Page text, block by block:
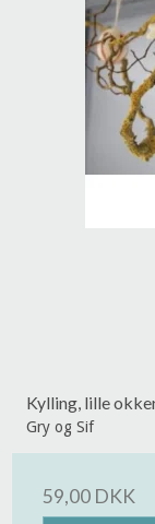
Kylling, lille
Gry og Sif
59,00 DKK